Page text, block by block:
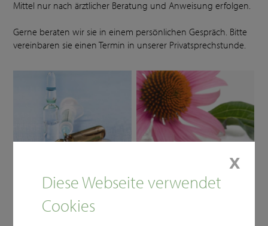
Mittel nur nach ärztlicher Beratung und Anweisung erfolgen.
Gerne beraten wir sie in einem persönlichen Gespräch. Bitte
vereinbaren sie einen Termin in unserer Privatsprechstunde.
Phyto-/Aromatherapie
Diese Webseite verwendet
Cookies
𝗫